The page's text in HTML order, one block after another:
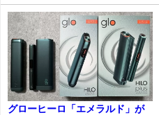
グローヒーロ「エメラルド」が